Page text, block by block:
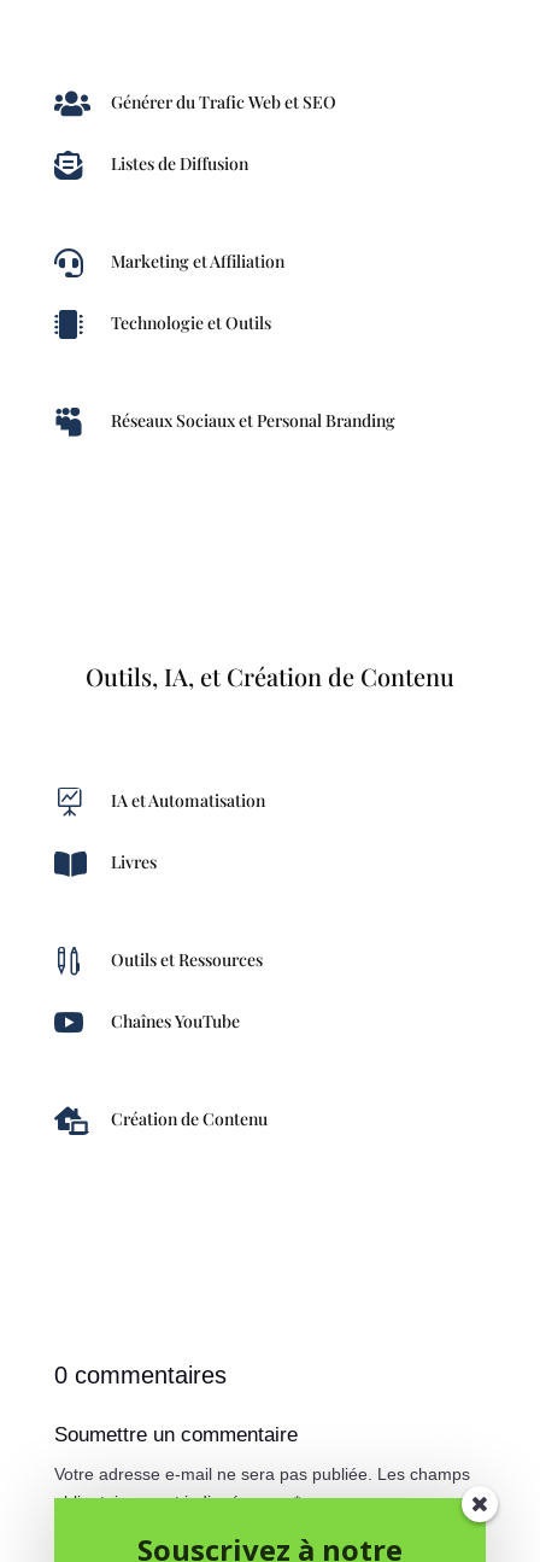
 Générer du Trafic Web et SEO
 Listes de Diffusion
 Marketing et Affiliation
 Technologie et Outils
 Réseaux Sociaux et Personal Branding
Outils, IA, et Création de Contenu
 IA et Automatisation
 Livres
 Outils et Ressources
 Chaînes YouTube
 Création de Contenu
0 commentaires
Soumettre un commentaire
Votre adresse e-mail ne sera pas publiée. Les champs
obligatoires sont indiqués avec*
Souscrivez à notre